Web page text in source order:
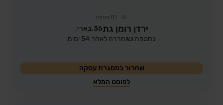
81 צפיות
ירדן רומן גת36, בארי,
נחטפה ושוחררה לאחר 54 ימים
שחרור במסגרת עסקה
לפוסט המלא